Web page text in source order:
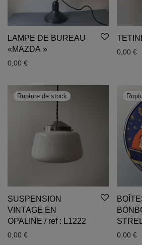
LAMPE DE BUREAU
«MAZDA »
0,00 €
0,00 €
SUSPENSION
VINTAGE EN
OPALINE / ref : L1222
0,00 € 0,00 €